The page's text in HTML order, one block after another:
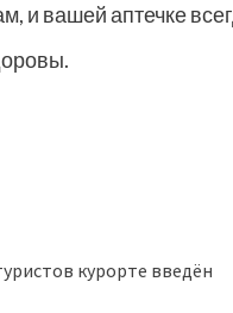
и вашей аптечке
курорте введён